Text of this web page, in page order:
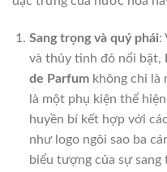
Sang trọng và quý phái:
và thủy tinh đỏ nổi bật,
de Parfumkhông chỉ là
là một phụ kiện thể
huyền bí kết hợp với
như logo ngôi sao ba
biểu tượng của sự